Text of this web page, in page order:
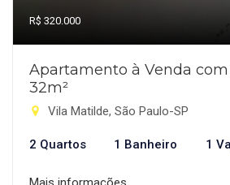
R$ 320.000
Apartamento à Venda
32m²
Vila Matilde, São Paulo-SP
2 Quartos 1 Banheiro 1